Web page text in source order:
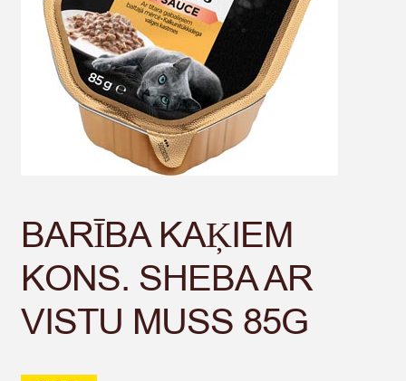
BARĪBA KAĶIEM
KONS. SHEBA AR
VISTU MUSS 85G